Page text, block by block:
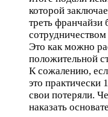
которой
треть франчайзи
Это как можно
положительной
К сожалению,
это практически
свои потеряли.
наказать